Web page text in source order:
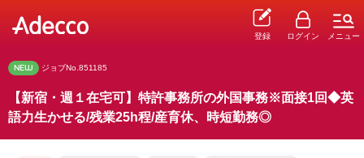
登録 ログイン メニュー
NEW ジョブNo.851185
【新宿・週１在宅可】特許事務所の外国事務※面接1回◆英
語力生かせる/残業25h程/産育休、時短勤務◎